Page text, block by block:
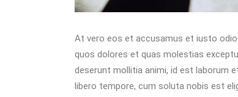
At vero eos et accusamus et iusto
quos dolores et quas molestias
deserunt mollitia animi, id est laborum
libero tempore, cum soluta nobis est